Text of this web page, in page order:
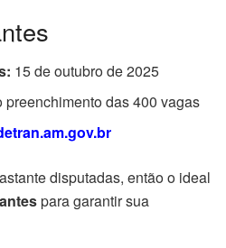
15 de outubro de 2025
preenchimento das 400 vagas
disputadas, então o ideal
para garantir sua